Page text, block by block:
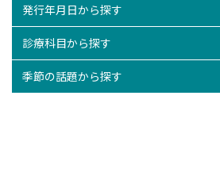
発行年月日から探す
診療科目から探す
季節の話題から探す